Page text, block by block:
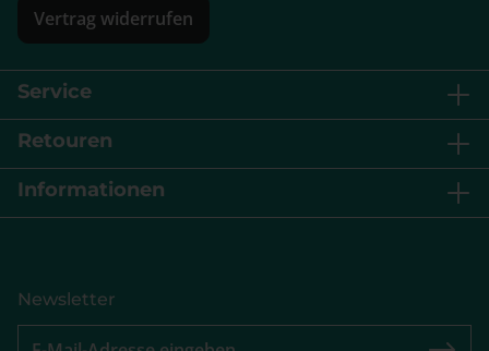
Vertrag widerrufen
Service
Retouren
Informationen
Newsletter